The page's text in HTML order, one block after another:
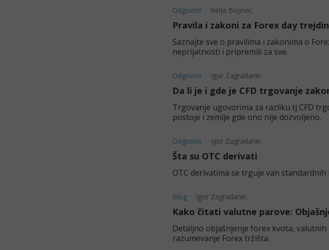
Odgovori Relja Bojovic
Pravila i zakoni za Forex day
Saznajte sve o pravilima i zakonima o
neprijatnosti i pripremili za sve.
Odgovori Igor Zagradanin
Da li je i gde je CFD trgovanje
Trgovanje ugovorima za razliku tj CFD
postoje i zemlje gde ono nije dozvoljeno.
Odgovori Igor Zagradanin
Šta su OTC derivati
OTC derivatima se trguje van
Blog Igor Zagradanin
Kako čitati valutne parove:
Detaljno objašnjenje forex kvota,
razumevanje Forex tržišta.